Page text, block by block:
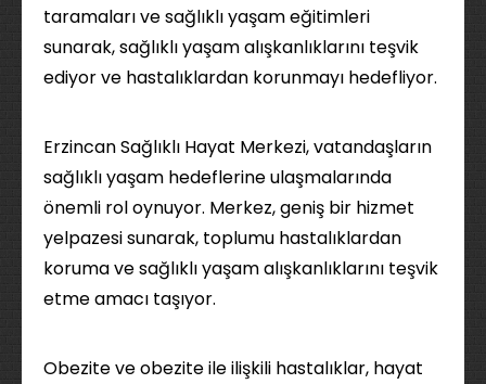
taramaları ve sağlıklı yaşam eğitimleri
sunarak, sağlıklı yaşam alışkanlıklarını teşvik
ediyor ve hastalıklardan korunmayı hedefliyor.
Erzincan Sağlıklı Hayat Merkezi, vatandaşların
sağlıklı yaşam hedeflerine ulaşmalarında
önemli rol oynuyor. Merkez, geniş bir hizmet
yelpazesi sunarak, toplumu hastalıklardan
koruma ve sağlıklı yaşam alışkanlıklarını teşvik
etme amacı taşıyor.
Obezite ve obezite ile ilişkili hastalıklar, hayat